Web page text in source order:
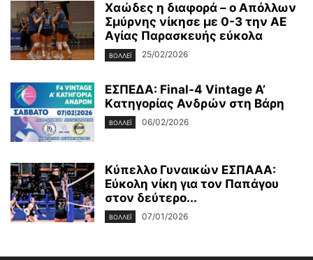
Χαώδες η διαφορά – ο Απόλλων
Σμύρνης νίκησε με 0-3 την ΑΕ
Αγίας Παρασκευής εύκολα
ΒΟΛΛΕΪ 25/02/2026
EΣΠΕΔΑ: Final-4 Vintage A’
Kατηγορίας Ανδρών στη Βάρη
ΒΟΛΛΕΪ 06/02/2026
Κύπελλο Γυναικών ΕΣΠΑΑΑ:
Eύκολη νίκη για τον Παπάγου
στον δεύτερο...
ΒΟΛΛΕΪ 07/01/2026